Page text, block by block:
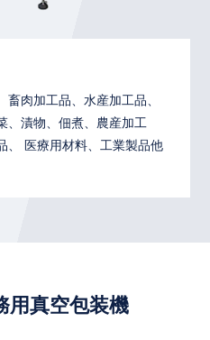
肉加工品、水産加工品、
、漬物、佃煮、農産加工
、 医療用材料、工業製品他
用真空包装機